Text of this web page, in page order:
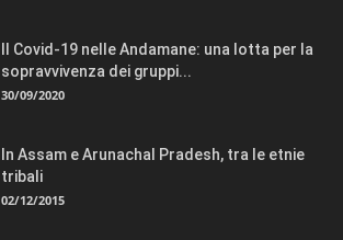
Il Covid-19 nelle Andamane: una lotta per la
sopravvivenza dei gruppi...
30/09/2020
In Assam e Arunachal Pradesh, tra le etnie
tribali
02/12/2015